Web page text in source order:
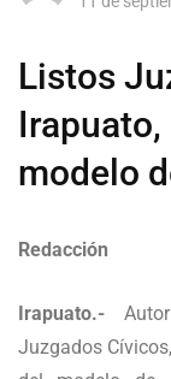
Listos
Irapuato,
modelo
Redacción
Irapuato.-
Juzgados